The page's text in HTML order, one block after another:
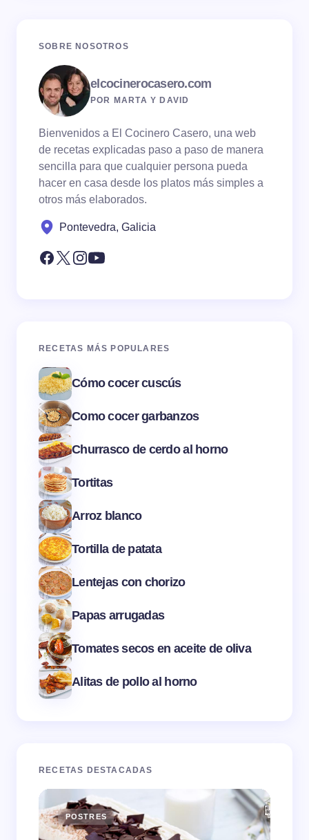
SOBRE NOSOTROS
elcocinerocasero.com
POR MARTA Y DAVID
Bienvenidos a El Cocinero Casero, una web
de recetas explicadas paso a paso de manera
sencilla para que cualquier persona pueda
hacer en casa desde los platos más simples a
otros más elaborados.
Pontevedra, Galicia
RECETAS MÁS POPULARES
Cómo cocer cuscús
Como cocer garbanzos
Churrasco de cerdo al horno
Tortitas
Arroz blanco
Tortilla de patata
Lentejas con chorizo
Papas arrugadas
Tomates secos en aceite de oliva
Alitas de pollo al horno
RECETAS DESTACADAS
POSTRES